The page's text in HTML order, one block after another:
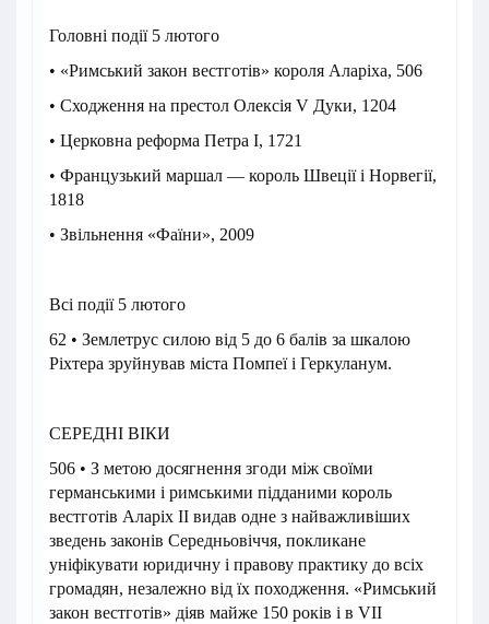
Головні події 5 лютого
• «Римський закон вестготів» короля Аларіха, 506
• Сходження на престол Олексія V Дуки, 1204
• Церковна реформа Петра I, 1721
• Французький маршал — король Швеції і Норвегії,
1818
• Звільнення «Фаїни», 2009
Всі події 5 лютого
62 • Землетрус силою від 5 до 6 балів за шкалою
Ріхтера зруйнував міста Помпеї і Геркуланум.
СЕРЕДНІ ВІКИ
506 • З метою досягнення згоди між своїми
германськими і римськими підданими король
вестготів Аларіх II видав одне з найважливіших
зведень законів Середньовіччя, покликане
уніфікувати юридичну і правову практику до всіх
громадян, незалежно від їх походження. «Римський
закон вестготів» діяв майже 150 років і в VII